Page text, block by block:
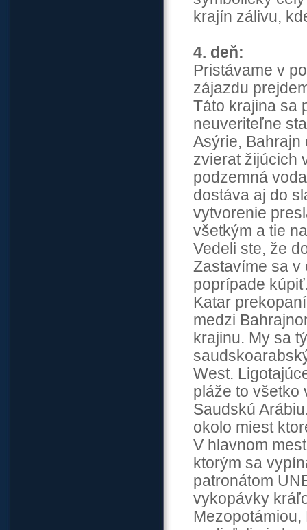
krajín zálivu,
4. deň:
Pristávame v
zájazdu
Táto krajina sa
neuveriteľne
Asýrie, Bahrajn
zvierat žijúcich
podzemná
dostáva aj do
vytvorenie
všetkým a tie
Vedeli ste, že
Zastavíme sa v
poprípade
Katar
medzi
krajinu. My sa
West.
pláže to všetko
Saudskú
okolo miest
V hlavnom
ktorým sa
patronátom
vykopávky